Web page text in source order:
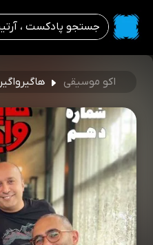
اکو موسیقی هاگیرواگیر